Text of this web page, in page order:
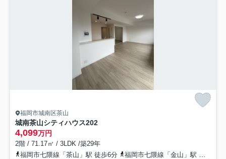
福岡市城南区茶山
城南茶山シティハウス202
4,099万円
2階 / 71.17㎡ / 3LDK /築29年
福岡市七隈線「茶山」駅 徒歩6分
福岡市七隈線「金山」駅 徒歩9分